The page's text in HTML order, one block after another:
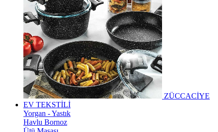
ZÜCCACİYE
EV TEKSTİLİ
Yorgan - Yastık
Havlu Bornoz